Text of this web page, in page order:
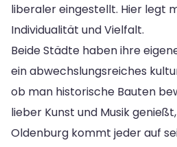
liberaler eingestellt. Hier legt
Individualität und Vielfalt.
Beide Städte haben ihre
ein abwechslungsreiches
ob man historische Bauten
lieber Kunst und Musik
Oldenburg kommt jeder auf